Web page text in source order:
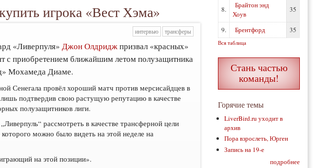
игрока «Вест Хэма»
интервью трансферы
«Ливерпуля» Джон Олдриджпризвал «красных»
с приобретением ближайшим летом полузащитника
Мохамеда Диаме.
Сенегала провёл хороший матч против мерсисайдцев в
подтвердив свою растущую репутацию в качестве
полузащитников лиги.
рассмотреть в качестве трансферной цели
можно было видеть на этой неделе на
на этой позиции».
8.
Брайтон энд
Хоув
35
9. Брентфорд 35
Вся таблица
Стань частью
команды!
Горячие темы
LiverBird.ru уходит в
архив
Пора взрослеть, Юрген
Запись на 19-е
подробнее